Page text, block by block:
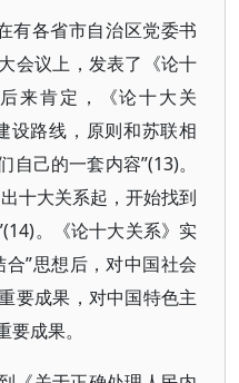
有各省市自治区党委书
会议上，发表了《论十
来肯定，《论十大关
设路线，原则和苏联相
己的一套内容”(13)。
十大关系起，开始找到
。《论十大关系》实
”思想后，对中国社会
要成果，对中国特色主
成果。